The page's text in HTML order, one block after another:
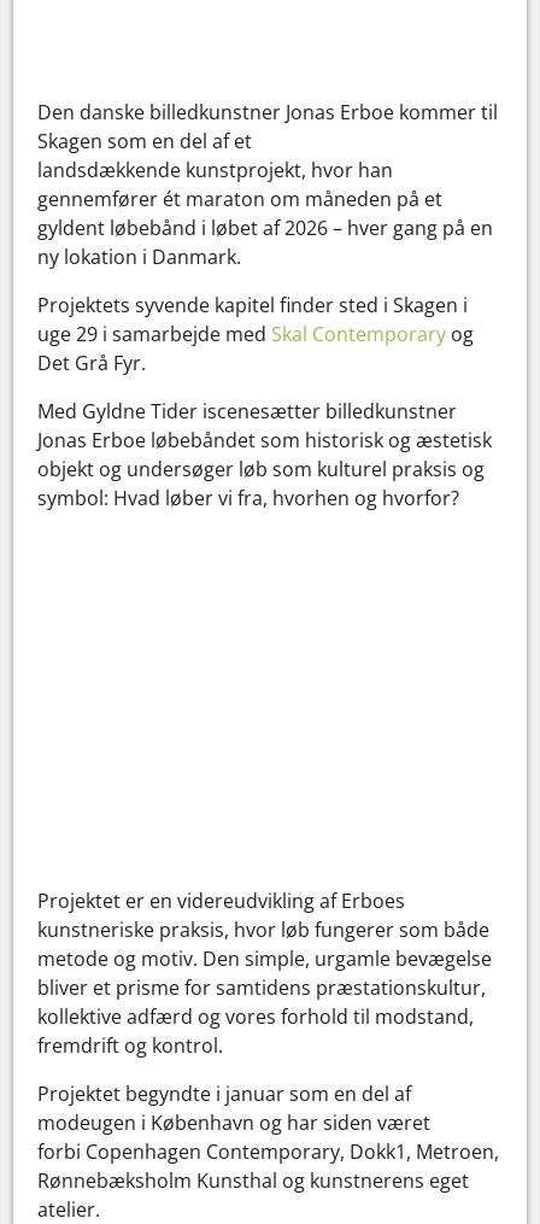
Den danske billedkunstner Jonas Erboe kommer til
Skagen som en del af et
landsdækkende kunstprojekt, hvor han
gennemfører ét maraton om måneden på et
gyldent løbebånd i løbet af 2026 – hver gang på en
ny lokation i Danmark.
Projektets syvende kapitel finder sted i Skagen i
uge 29 i samarbejde medSkal Contemporary og
Det Grå Fyr.
Med Gyldne Tider iscenesætter billedkunstner
Jonas Erboe løbebåndet som historisk og æstetisk
objekt og undersøger løb som kulturel praksis og
symbol: Hvad løber vi fra, hvorhen og hvorfor?
Projektet er en videreudvikling af Erboes
kunstneriske praksis, hvor løb fungerer som både
metode og motiv. Den simple, urgamle bevægelse
bliver et prisme for samtidens præstationskultur,
kollektive adfærd og vores forhold til modstand,
fremdrift og kontrol.
Projektet begyndte i januar som en del af
modeugen i København og har siden været
forbi Copenhagen Contemporary, Dokk1, Metroen,
Rønnebæksholm Kunsthal og kunstnerens eget
atelier.